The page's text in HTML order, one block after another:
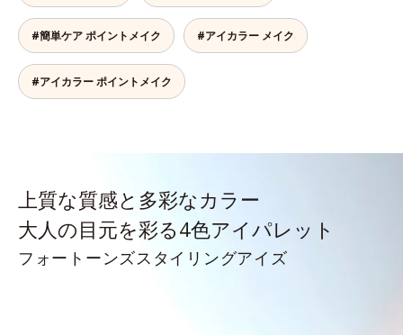
#簡単ケア ポイントメイク #アイカラー メイク
#アイカラー ポイントメイク
上質な質感と多彩なカラー
大人の目元を彩る4色アイパレット
フォートーンズスタイリングアイズ